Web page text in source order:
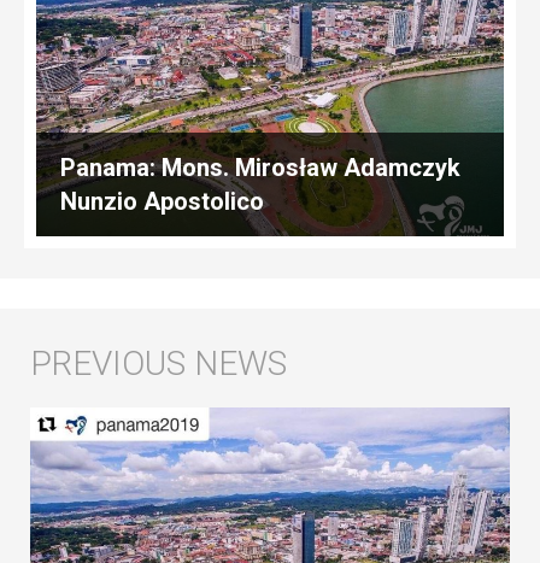
Panama: Mons. Mirosław Adamczyk
Nunzio Apostolico